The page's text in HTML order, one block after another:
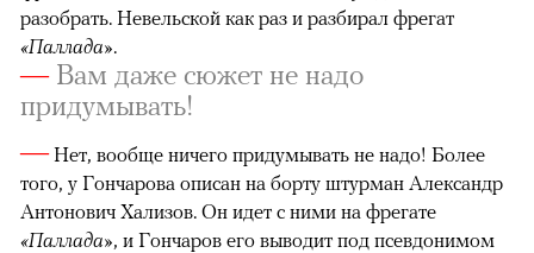
разобрать. Невельской как раз и разбирал фрегат
«Паллада».
—Вам даже сюжет не надо
придумывать!
—Нет, вообще ничего придумывать не надо! Более
того, у Гончарова описан на борту штурман Александр
Антонович Хализов. Он идет с ними на фрегате
«Паллада», и Гончаров его выводит под псевдонимом